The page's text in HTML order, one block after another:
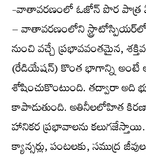
-వాతావరణంలో ఓజోన్ పొర పాత్ర
– వాతావరణంలోని
నుంచి వచ్చే ప్రభావవంతమైన,
(రేడియేషన్) కొంత భాగాన్ని అంటే
శోషించుకొంటుంది. తద్వారా అది
కాపాడుతుంది. అతినీలలోహిత
హానికర ప్రభావాలను
క్యాన్సర్లు, పంటలకు, సముద్ర